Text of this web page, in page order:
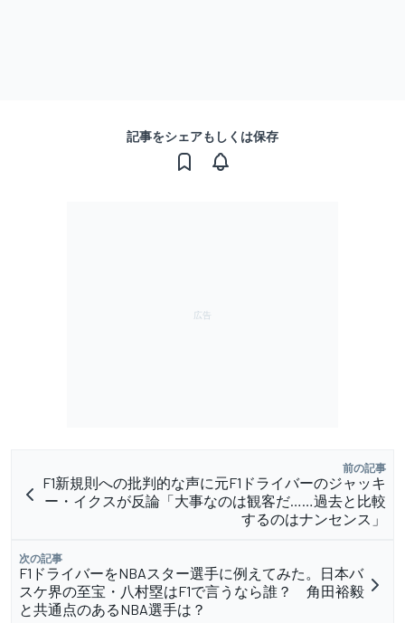
記事をシェアもしくは保存
前の記事
F1新規則への批判的な声に元F1ドライバーのジャッキ
ー・イクスが反論「大事なのは観客だ……過去と比較
するのはナンセンス」
次の記事
F1ドライバーをNBAスター選手に例えてみた。日本バ
スケ界の至宝・八村塁はF1で言うなら誰？ 角田裕毅
と共通点のあるNBA選手は？